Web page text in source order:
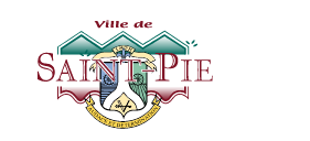
contenu